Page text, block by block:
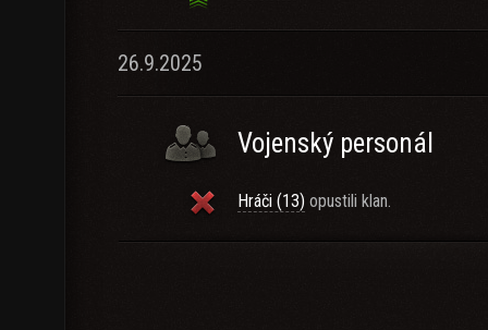
26.9.2025
Vojenský personál
Hráči (13) opustili klan.